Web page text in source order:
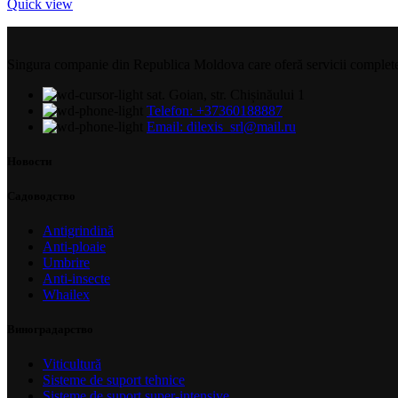
Quick view
Telefon: +37360188887
Email: dilexis_srl@mail.ru
Antigrindină
Anti-ploaie
Umbrire
Anti-insecte
Whailex
Viticultură
Sisteme de suport tehnice